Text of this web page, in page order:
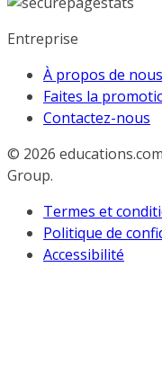
Entreprise
À propos de nous
Faites la
Contactez-nous
© 2026
Group.
Termes et
Politique de
Accessibilité